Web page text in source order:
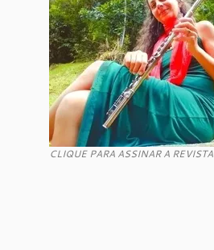
CLIQUE PARA ASSINAR A REVISTA